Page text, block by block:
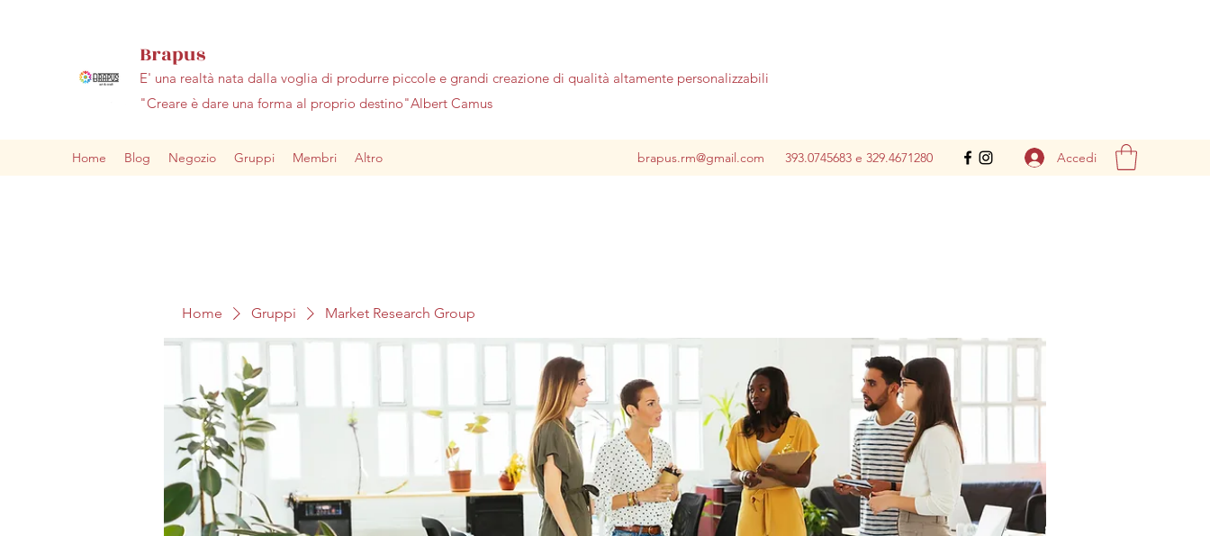
Brapus
E' una realtà nata dalla voglia di produrre piccole e grandi creazione di qualità altamente personalizzabili
"Creare è dare una forma al proprio destino"Albert Camus
Home Blog Negozio Gruppi Membri Altro brapus.rm@gmail.com 393.0745683 e 329.4671280 Accedi
Home Gruppi Market Research Group